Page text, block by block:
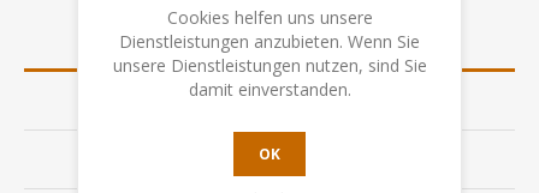
ÜBERSICHT
SPEZIFIKATION
BEWERTUNGEN
Cookies helfen uns unsere
Dienstleistungen anzubieten. Wenn Sie
unsere Dienstleistungen nutzen, sind Sie
damit einverstanden.
OK